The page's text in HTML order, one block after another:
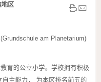
区
am Planetarium)
育的公立小学。学校拥有积极
主能力， 为本区排名前五的